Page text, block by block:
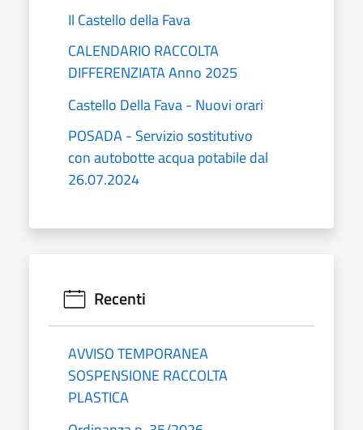
Il Castello della Fava
CALENDARIO RACCOLTA
DIFFERENZIATA Anno 2025
Castello Della Fava - Nuovi orari
POSADA - Servizio sostitutivo
con autobotte acqua potabile dal
26.07.2024
Recenti
AVVISO TEMPORANEA
SOSPENSIONE RACCOLTA
PLASTICA